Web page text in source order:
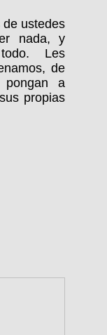
ustedes
nada, y
Les
de
a
propias